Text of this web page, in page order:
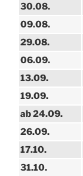
30.08.
09.08.
29.08.
06.09.
13.09.
19.09.
ab 24.09.
26.09.
17.10.
31.10.